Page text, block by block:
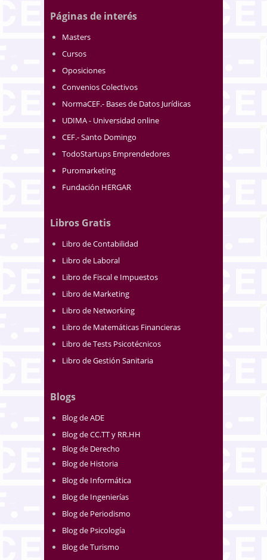
Páginas de interés
Masters
Cursos
Oposiciones
Convenios Colectivos
NormaCEF.- Bases de Datos Jurídicas
UDIMA - Universidad online
CEF.- Santo Domingo
TodoStartups Emprendedores
Puromarketing
Fundación HERGAR
Libros Gratis
Libro de Contabilidad
Libro de Laboral
Libro de Fiscal e Impuestos
Libro de Marketing
Libro de Networking
Libro de Matemáticas Financieras
Libro de Tests Psicotécnicos
Libro de Gestión Sanitaria
Blogs
Blog de ADE
Blog de CC.TT y RR.HH
Blog de Derecho
Blog de Historia
Blog de Informática
Blog de Ingenierías
Blog de Periodismo
Blog de Psicología
Blog de Turismo